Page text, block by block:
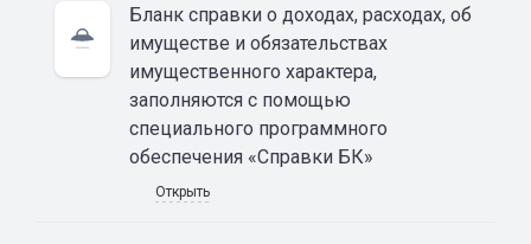
Бланк справки о доходах, расходах, об
имуществе и обязательствах
имущественного характера,
заполняются с помощью
специального программного
обеспечения «Справки БК»
Открыть